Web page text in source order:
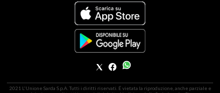
2021 L'Unione Sarda S.p.A. Tutti i diritti riservati. É vietata la riproduzione, anche parziale e